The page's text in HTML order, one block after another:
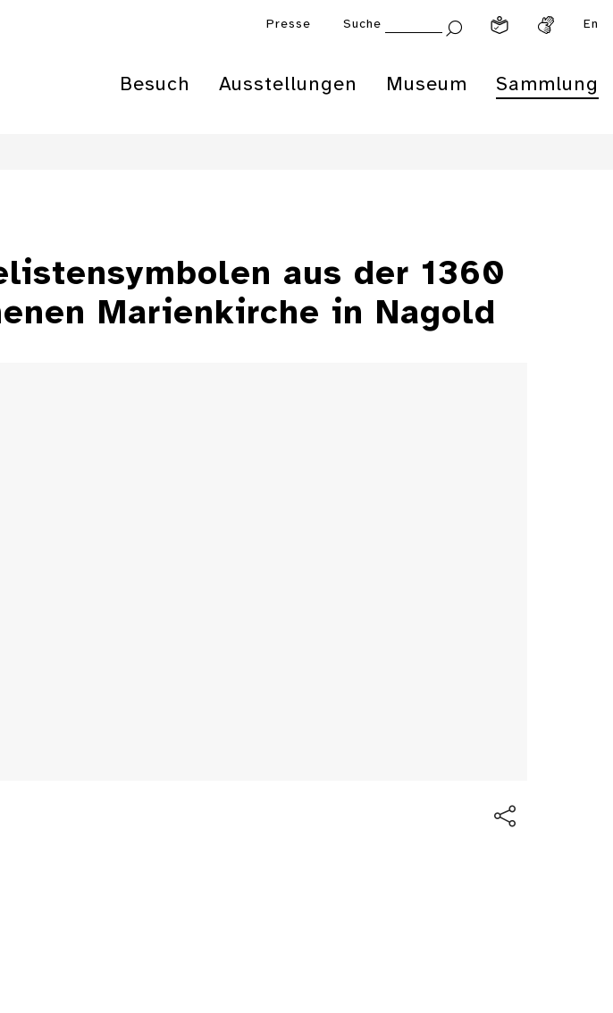
Presse Suche En
Besuch Ausstellungen Museum Sammlung
aus der 1360
Marienkirche in Nagold